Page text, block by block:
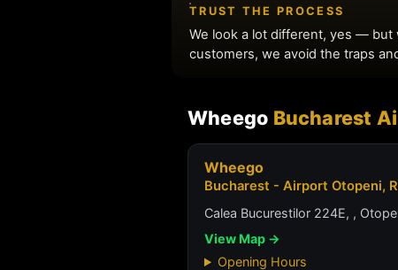
Wheego Bucharest
Wheego
Bucharest - Airport Otopeni,
Calea Bucurestilor 224E, ,
View Map →
Opening Hours